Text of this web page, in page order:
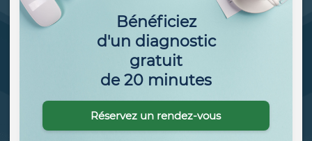
Bénéficiez
d'un diagnostic
gratuit
de 20 minutes
Réservez un rendez-vous